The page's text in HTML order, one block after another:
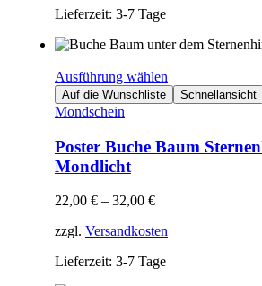
Lieferzeit: 3-7 Tage
Ausführung wählen
Auf die Wunschliste Schnellansicht
Mondschein
Poster Buche Baum
Mondlicht
22,00 €– 32,00 €
zzgl. Versandkosten
Lieferzeit: 3-7 Tage